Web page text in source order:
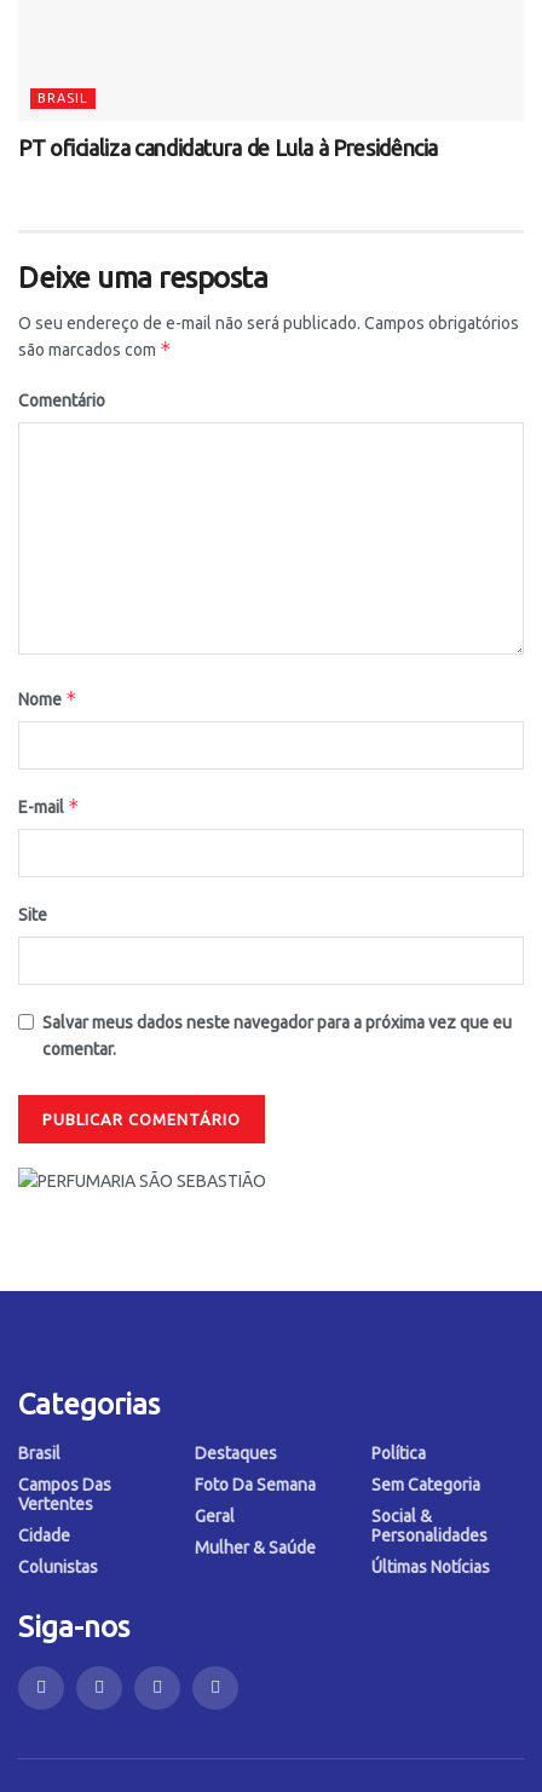
BRASIL
PT oficializa candidatura de Lula à Presidência
Deixe uma resposta
O seu endereço de e-mail não será publicado. Campos obrigatórios
são marcados com *
Comentário
Nome *
E-mail *
Site
Salvar meus dados neste navegador para a próxima vez que eu
comentar.
Categorias
Brasil
Campos Das
Vertentes
Cidade
Colunistas
Destaques
Foto Da Semana
Geral
Mulher & Saúde
Política
Sem Categoria
Social &
Personalidades
Últimas Notícias
Siga-nos